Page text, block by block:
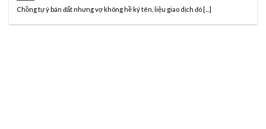
Chồng tự ý bán đất nhưng vợ không hề ký tên, liệu giao dịch đó [...]